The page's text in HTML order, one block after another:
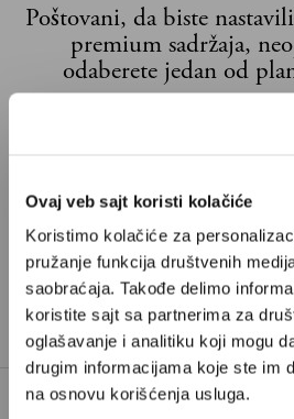
Ovaj veb sajt koristi kolačiće
Koristimo kolačiće za
pružanje funkcija društvenih
saobraćaja. Takođe delimo
koristite sajt sa partnerima za
oglašavanje i analitiku koji mogu
drugim informacijama koje ste im
na osnovu korišćenja usluga.
Poštovani, da biste
premium sadržaja,
odaberete jedan od
Već imate nalog?
TAGOVI:
DEPRESIJA
SUNČEVA